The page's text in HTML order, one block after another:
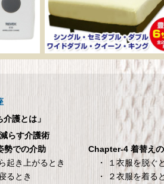
ット
X810
メーカー直販 ベッ
ックスシーツ 防水
ツ 【介護シーツ･ベ
用防水シーツ】シ
100×200×30cm ク
メーカー直販 ベッド用ボ
シーツ 防水シーツ 【介護
ベッド用防水シーツ】シ
100×200×30cm クリー
護とは」
らす介護術
勢での介助
起き上がるとき
るとき
Chapter-4 着替え
・ １衣服を脱ぐ
・ ２衣服を着る